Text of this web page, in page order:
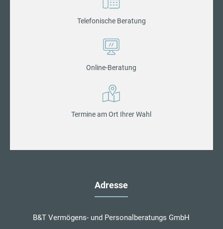
Telefonische Beratung
Online-Beratung
Termine am Ort Ihrer Wahl
Adresse
B&T Vermögens- und Personalberatungs GmbH